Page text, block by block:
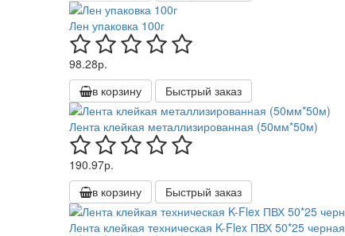
Лен упаковка 100г
98.28р.
в корзину
Быстрый заказ
Лента клейкая металлизированная (50мм*50м)
190.97р.
в корзину
Быстрый заказ
Лента клейкая техническая K-Flex ПВХ 50*25 черная